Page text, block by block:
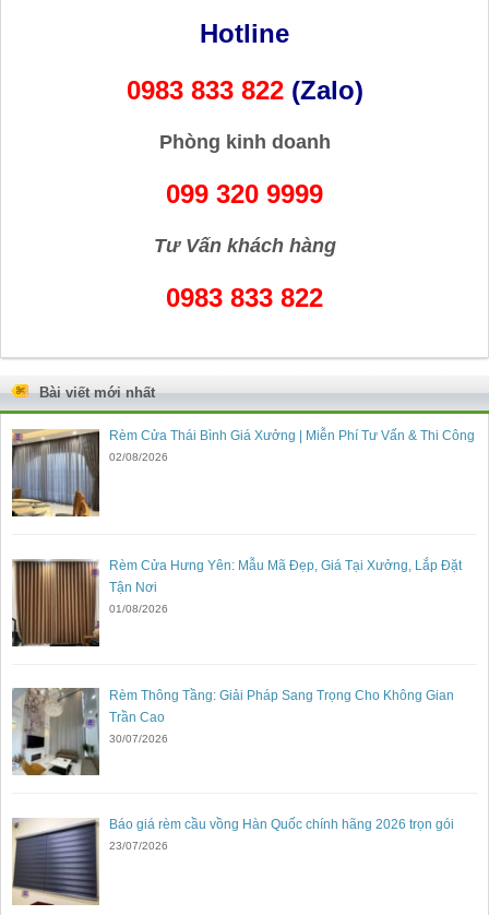
Hotline
0983 833 822 (Zalo)
Phòng kinh doanh
099 320 9999
Tư Vấn khách hàng
0983 833 822
Bài viết mới nhất
Rèm Cửa Thái Bình Giá Xưởng | Miễn Phí Tư Vấn & Thi Công
02/08/2026
Rèm Cửa Hưng Yên: Mẫu Mã Đẹp, Giá Tại Xưởng, Lắp Đặt
Tận Nơi
01/08/2026
Rèm Thông Tầng: Giải Pháp Sang Trọng Cho Không Gian
Trần Cao
30/07/2026
Báo giá rèm cầu vồng Hàn Quốc chính hãng 2026 trọn gói
23/07/2026